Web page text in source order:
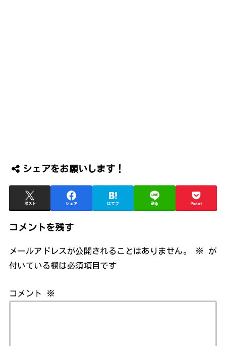
シェアをお願いします！
ポスト シェア はてブ 送る Pocket
コメントを残す
メールアドレスが公開されることはありません。 ※
が
付いている欄は必須項目です
コメント ※